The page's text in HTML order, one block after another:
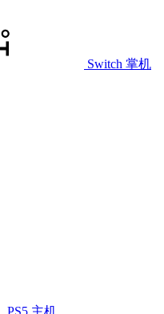
Switch 掌机